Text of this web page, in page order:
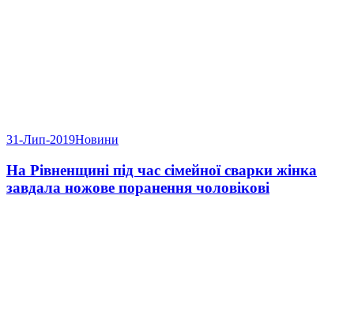
31-Лип-2019Новини
На Рівненщині під час сімейної сварки жінка
завдала ножове поранення чоловікові